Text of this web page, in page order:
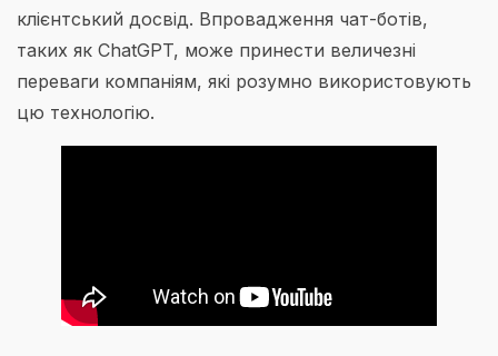
клієнтський досвід. Впровадження чат-ботів,
таких як ChatGPT, може принести величезні
переваги компаніям, які розумно використовують
цю технологію.